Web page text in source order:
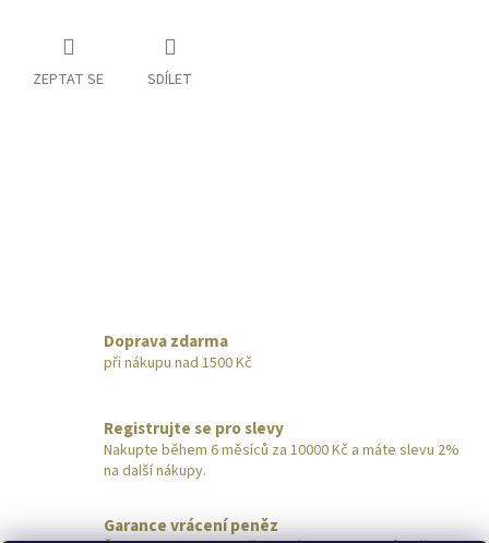
ZEPTAT SE SDÍLET
Doprava zdarma
při nákupu nad 1500 Kč
Registrujte se pro slevy
Nakupte během 6 měsíců za 10000 Kč a máte slevu 2%
na další nákupy.
Garance vrácení peněz